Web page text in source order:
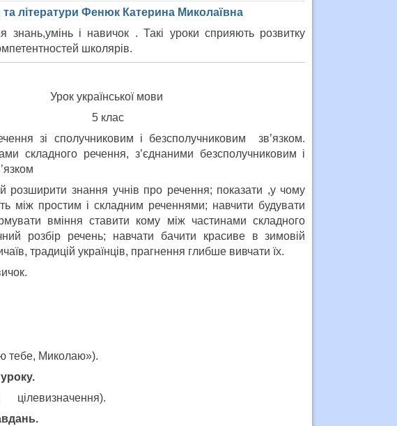
літератури Фенюк Катерина Миколаївна
знань,умінь і навичок . Такі уроки сприяють розвитку
школярів.
Урок української мови
5 клас
зі сполучниковим і безсполучниковим зв’язком.
складного речення, з’єднаними безсполучниковим і
розширити знання учнів про речення; показати ,у чому
між простим і складним реченнями; навчити будувати
вміння ставити кому між частинами складного
розбір речень; навчати бачити красиве в зимовій
традицій українців, прагнення глибше вивчати їх.
тебе, Миколаю»).
цілевизначення).